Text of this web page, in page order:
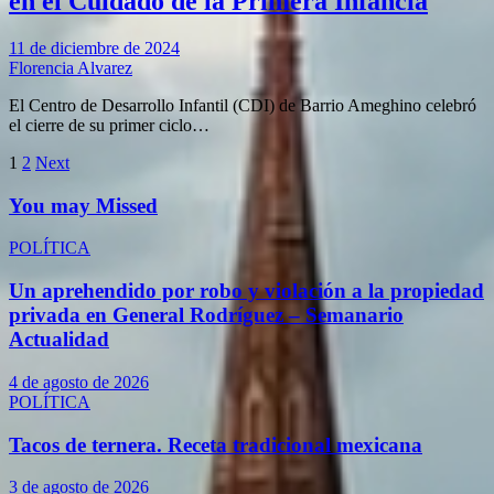
11 de diciembre de 2024
Florencia Alvarez
El Centro de Desarrollo Infantil (CDI) de Barrio Ameghino celebró
el cierre de su primer ciclo…
Paginación
de
entradas
1 2 Next
You may Missed
POLÍTICA
Un aprehendido por robo y violación a la propiedad
privada en General Rodríguez – Semanario
Actualidad
4 de agosto de 2026
POLÍTICA
Tacos de ternera. Receta tradicional mexicana
3 de agosto de 2026